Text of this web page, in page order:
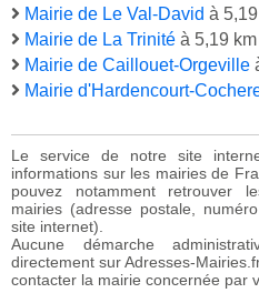
Mairie de Le Val-David à
Mairie de La Trinité à 5,19 km
Mairie de Caillouet-Orgeville
Mairie d'Hardencourt-
Le service de notre site
informations sur les mairies de
pouvez notamment retrouver
mairies (adresse postale,
site internet).
Aucune démarche
directement sur Adresses-
contacter la mairie concernée par